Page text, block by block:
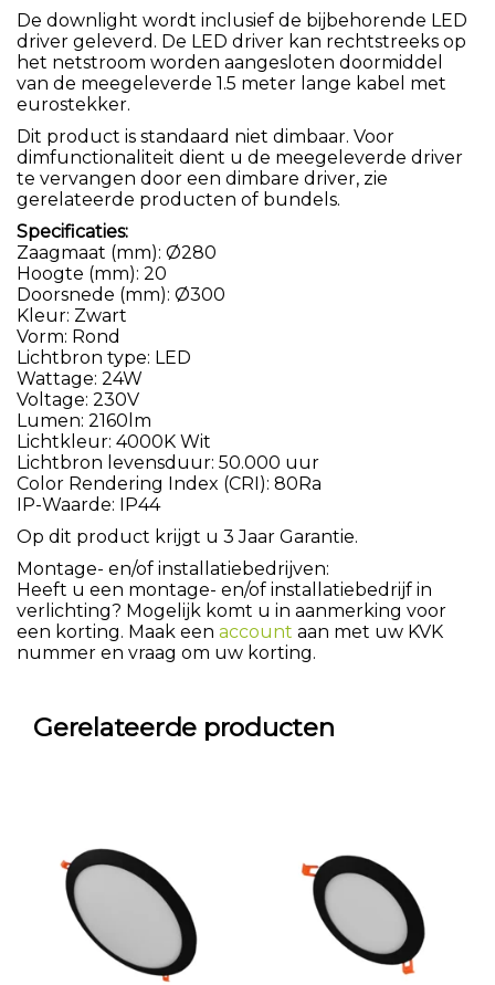
De downlight wordt inclusief de bijbehorende LED
driver geleverd. De LED driver kan rechtstreeks op
het netstroom worden aangesloten doormiddel
van de meegeleverde 1.5 meter lange kabel met
eurostekker.
Dit product is standaard niet dimbaar. Voor
dimfunctionaliteit dient u de meegeleverde driver
te vervangen door een dimbare driver, zie
gerelateerde producten of bundels.
Specificaties:
Zaagmaat (mm): Ø280
Hoogte (mm): 20
Doorsnede (mm): Ø300
Kleur: Zwart
Vorm: Rond
Lichtbron type: LED
Wattage: 24W
Voltage: 230V
Lumen: 2160lm
Lichtkleur: 4000K Wit
Lichtbron levensduur: 50.000 uur
Color Rendering Index (CRI): 80Ra
IP-Waarde: IP44
Op dit product krijgt u 3 Jaar Garantie.
Montage- en/of installatiebedrijven:
Heeft u een montage- en/of installatiebedrijf in
verlichting? Mogelijk komt u in aanmerking voor
een korting. Maak een account aan met uw KVK
nummer en vraag om uw korting.
Gerelateerde producten